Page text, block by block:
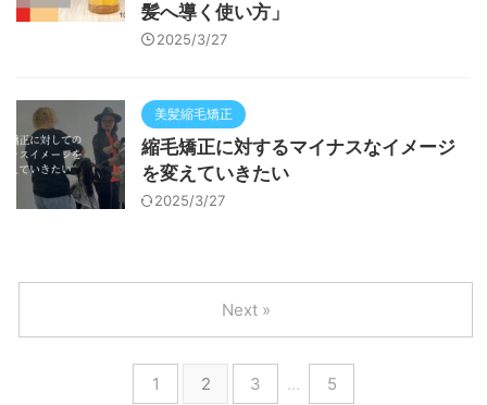
髪へ導く使い方」
2025/3/27
美髪縮毛矯正
縮毛矯正に対するマイナスなイメージ
を変えていきたい
2025/3/27
1 2 3 … 5
Next »